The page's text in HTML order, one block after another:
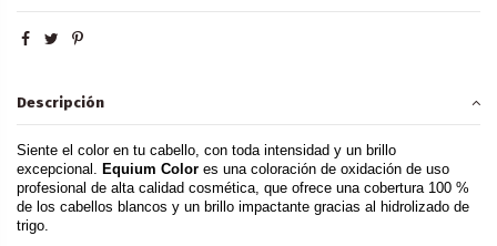
Descripción
Siente el color en tu cabello, con toda intensidad y un brillo
excepcional. Equium Color es una coloración de oxidación de uso
profesional de alta calidad cosmética, que ofrece una cobertura 100 %
de los cabellos blancos y un brillo impactante gracias al hidrolizado de
trigo.